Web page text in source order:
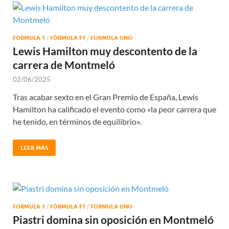
FORMULA 1 / FÓRMULA F1 / FORMULA UNO
Lewis Hamilton muy descontento de la
carrera de Montmeló
02/06/2025
Tras acabar sexto en el Gran Premio de España, Lewis
Hamilton ha calificado el evento como «la peor carrera que
he tenido, en términos de equilibrio».
LEER MÁS
FORMULA 1 / FÓRMULA F1 / FORMULA UNO
Piastri domina sin oposición en Montmeló